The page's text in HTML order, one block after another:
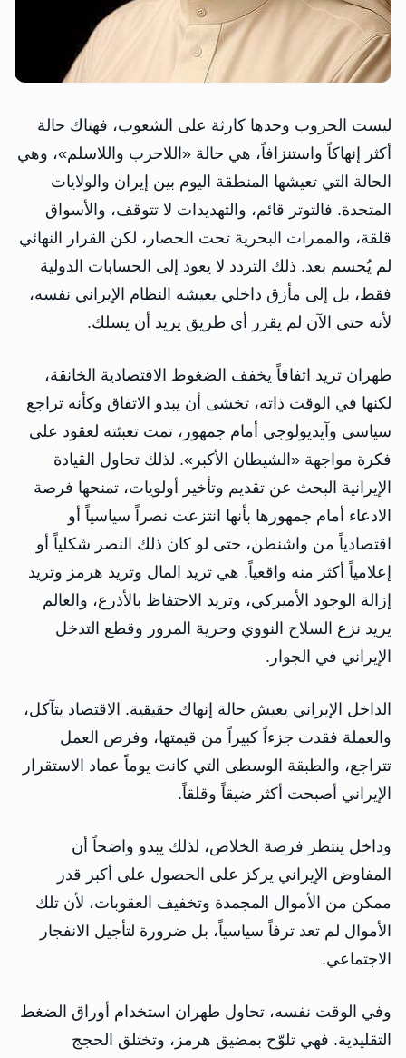
ليست الحروب وحدها كارثة على الشعوب، فهناك حالة
أكثر إنهاكاً واستنزافاً، هي حالة «اللاحرب واللاسلم»، وهي
الحالة التي تعيشها المنطقة اليوم بين إيران والولايات
المتحدة. فالتوتر قائم، والتهديدات لا تتوقف، والأسواق
قلقة، والممرات البحرية تحت الحصار، لكن القرار النهائي
لم يُحسم بعد. ذلك التردد لا يعود إلى الحسابات الدولية
فقط، بل إلى مأزق داخلي يعيشه النظام الإيراني نفسه،
لأنه حتى الآن لم يقرر أي طريق يريد أن يسلك.
طهران تريد اتفاقاً يخفف الضغوط الاقتصادية الخانقة،
لكنها في الوقت ذاته، تخشى أن يبدو الاتفاق وكأنه تراجع
سياسي وآيديولوجي أمام جمهور، تمت تعبئته لعقود على
فكرة مواجهة «الشيطان الأكبر». لذلك تحاول القيادة
الإيرانية البحث عن تقديم وتأخير أولويات، تمنحها فرصة
الادعاء أمام جمهورها بأنها انتزعت نصراً سياسياً أو
اقتصادياً من واشنطن، حتى لو كان ذلك النصر شكلياً أو
إعلامياً أكثر منه واقعياً. هي تريد المال وتريد هرمز وتريد
إزالة الوجود الأميركي، وتريد الاحتفاظ بالأذرع، والعالم
يريد نزع السلاح النووي وحرية المرور وقطع التدخل
الإيراني في الجوار.
الداخل الإيراني يعيش حالة إنهاك حقيقية. الاقتصاد يتآكل،
والعملة فقدت جزءاً كبيراً من قيمتها، وفرص العمل
تتراجع، والطبقة الوسطى التي كانت يوماً عماد الاستقرار
الإيراني أصبحت أكثر ضيقاً وقلقاً.
وداخل ينتظر فرصة الخلاص، لذلك يبدو واضحاً أن
المفاوض الإيراني يركز على الحصول على أكبر قدر
ممكن من الأموال المجمدة وتخفيف العقوبات، لأن تلك
الأموال لم تعد ترفاً سياسياً، بل ضرورة لتأجيل الانفجار
الاجتماعي.
وفي الوقت نفسه، تحاول طهران استخدام أوراق الضغط
التقليدية. فهي تلوّح بمضيق هرمز، وتختلق الحجج